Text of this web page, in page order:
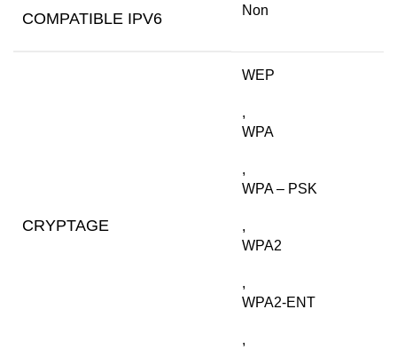
COMPATIBLE IPV6 Non
CRYPTAGE
WEP
,
WPA
,
WPA – PSK
,
WPA2
,
WPA2-ENT
,